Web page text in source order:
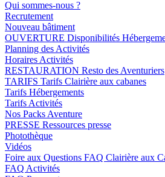
Qui sommes-nous ?
Recrutement
Nouveau bâtiment
OUVERTURE Disponibilités
Planning des Activités
Horaires Activités
RESTAURATION Resto des Aventuriers
TARIFS Tarifs Clairière aux cabanes
Tarifs Hébergements
Tarifs Activités
Nos Packs Aventure
PRESSE Ressources presse
Photothèque
Vidéos
Foire aux Questions FAQ Clairière aux
FAQ Activités